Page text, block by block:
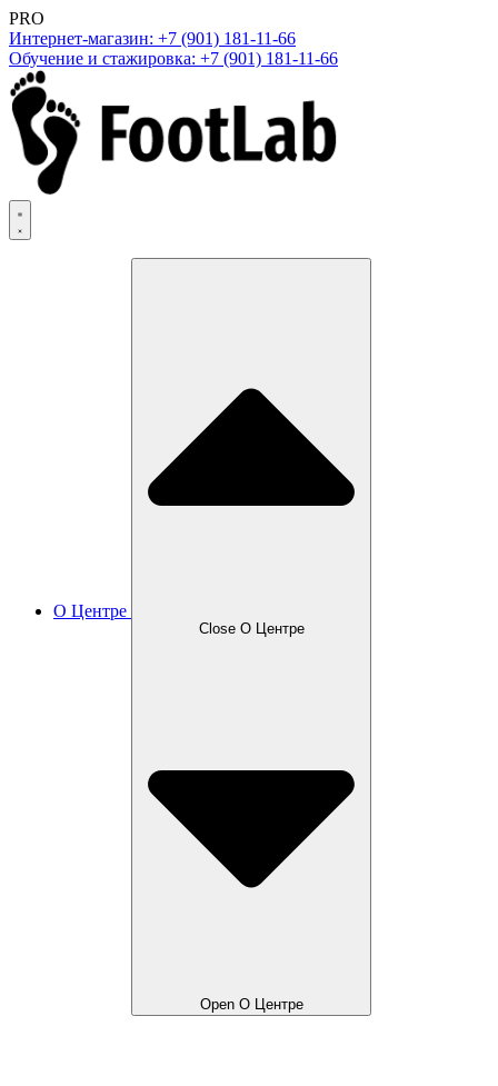
PRO
Интернет-магазин: +7 (901) 181-11-66
Обучение и стажировка: +7 (901) 181-11-66
О Центре
Close О Центре
Open О Центре